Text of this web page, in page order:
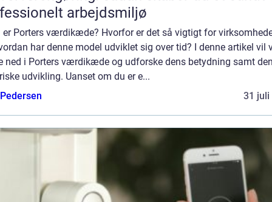
arbejdsmiljø
er Porters værdikæde? Hvorfor er det så vigtigt for
har denne model udviklet sig over tid? I denne artikel vil
ned i Porters værdikæde og udforske dens betydning samt
udvikling. Uanset om du er e...
31 juli